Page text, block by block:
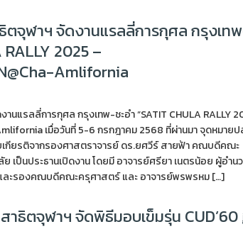
ตจุฬาฯ จัดงานแรลลี่การกุศล กรุงเท
RALLY 2025 –
Amlifornia
นแรลลี่การกุศล กรุงเทพ-ชะอำ “SATIT CHULA RALLY
เมื่อวันที่ 5-6 กรกฎาคม 2568 ที่ผ่านมา จุดหมายป
กียรติจากรองศาสตราจารย์ ดร.ยศวีร์ สายฟ้า คณบดีคณะ
ป็นประธานเปิดงาน โดยมี อาจารย์ศรียา เนตรน้อย ผู้อำน
ละรองคณบดีคณะครุศาสตร์ และ อาจารย์พรพรหม […]
าธิตจุฬาฯ จัดพิธีมอบเข็มรุ่น